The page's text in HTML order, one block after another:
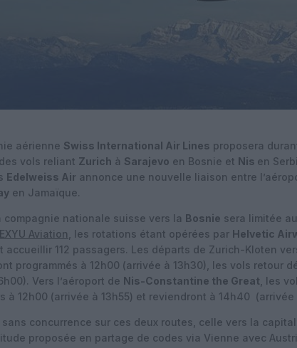
aérienne Swiss International Air Lines proposera
vols reliant Zurich à Sarajevo en Bosnie et Nis en
Edelweiss Air annonce une nouvelle liaison entre
en Jamaïque.
compagnie nationale suisse vers la Bosnie sera limitée
EXYU Aviation , les rotations étant opérées par Helvetic
accueillir 112 passagers. Les départs de Zurich-Kloten
programmés à 12h00 (arrivée à 13h30), les vols retour
Vers l’aéroport de Nis-Constantine the Great , les
à 12h00 (arrivée à 13h55) et reviendront à 14h40 (arrivée
sans concurrence sur ces deux routes, celle vers la
proposée en partage de codes via Vienne avec